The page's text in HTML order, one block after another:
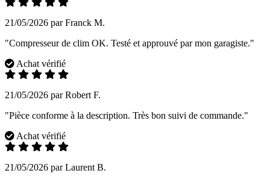
21/05/2026 par Franck M.
"Compresseur de clim OK. Testé et approuvé par mon garagiste."
Achat vérifié
21/05/2026 par Robert F.
"Pièce conforme à la description. Très bon suivi de commande."
Achat vérifié
21/05/2026 par Laurent B.